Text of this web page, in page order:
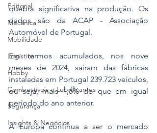
Editorial
Mecânica
Mobilidade
Logística
Hobby
Combustíveis e Lubrificantes
Segurança
Insights & Negócios
quebra significativa na produção. Os
dados são da ACAP - Associação
Automóvel de Portugal.
Em termos acumulados, nos nove
meses de 2024, saíram das fábricas
instaladas em Portugal 239.723 veículos,
ou seja, mais 1,6% do que em igual
período do ano anterior.
A Europa continua a ser o mercado